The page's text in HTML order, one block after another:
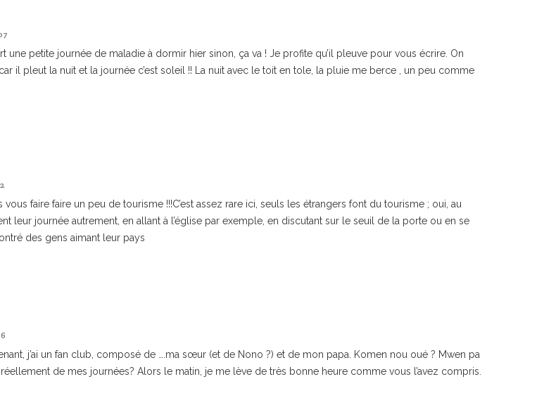
petite journée de maladie à dormir hier sinon, ça va ! Je profite qu’il pleuve pour vous écrire. On
il pleut la nuit et la journée c’est soleil !! La nuit avec le toit en tole, la pluie me berce , un peu comme
faire faire un peu de tourisme !!!C’est assez rare ici, seuls les étrangers font du tourisme ; oui, au
leur journée autrement, en allant à l’église par exemple, en discutant sur le seuil de la porte ou en se
des gens aimant leur pays
j’ai un fan club, composé de ….ma sœur (et de Nono ?) et de mon papa. Komen nou oué ? Mwen pa
de mes journées? Alors le matin, je me lève de très bonne heure comme vous l’avez compris.